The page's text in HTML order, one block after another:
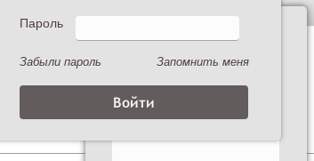
Опрыскиватели
Пароль
Забыли пароль Запомнить меня